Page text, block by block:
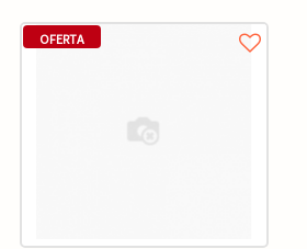
OFERTA